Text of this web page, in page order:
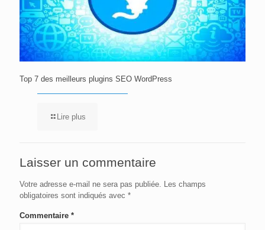
Top 7 des meilleurs plugins SEO WordPress
Lire plus
Laisser un commentaire
Votre adresse e-mail ne sera pas publiée. Les champs
obligatoires sont indiqués avec *
Commentaire *